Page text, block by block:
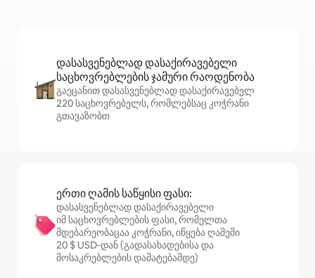
დასასვენებლად დასაქირავებელი
საცხოვრებლების ჯამური რაოდენობა
გაეცანით დასასვენებლად დასაქირავებელ
220 საცხოვრებელს, რომლებსაც კოჭრანი
გთავაზობთ
ერთი ღამის საწყისი ფასი:
დასასვენებლად დასაქირავებელი
იმ საცხოვრებლების ფასი, რომელთა
მდებარეობაცაა კოჭრანი, იწყება ღამეში
20 $ USD‑დან (გადასახადებისა და
მოსაკრებლების დამატებამდე)